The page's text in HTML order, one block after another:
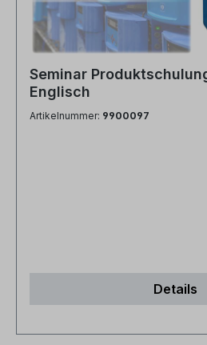
Seminar
Englisch
Artikelnummer: 9900097
Details